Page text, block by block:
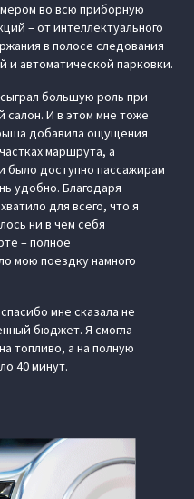
во всю приборную
– от интеллектуального
в полосе следования
автоматической парковки.
большую роль при
И в этом мне тоже
добавила ощущения
маршрута, а
было доступно пассажирам
удобно. Благодаря
для всего, что я
ни в чем себя
– полное
мою поездку намного
мне сказала не
бюджет. Я смогла
топливо, а на полную
40 минут.